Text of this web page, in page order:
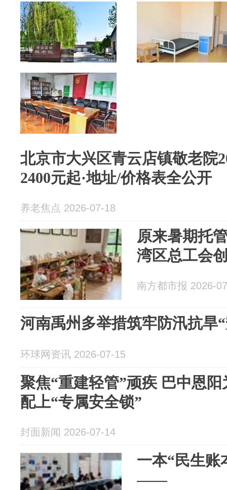
北京市大兴区青云店镇敬老院
2400元起·地址/价格表全公开
养老焦点 2026-07-18
原来暑期托
湾区总工会
南方都市报 2026-
河南禹州多举措筑牢防汛抗旱
环球网资讯 2026-07-15
聚焦“重建轻管”顽疾 巴中恩
配上“专属安全锁”
封面新闻 2026-07-14
一本“民生账
——